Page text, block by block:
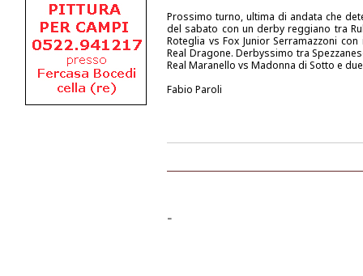
Prossimo turno, ultima di andata che
del sabato con un derby reggiano tra
Roteglia vs Fox Junior Serramazzoni
Real Dragone. Derbyssimo tra
Real Maranello vs Madonna di Sotto e
Fabio Paroli
-